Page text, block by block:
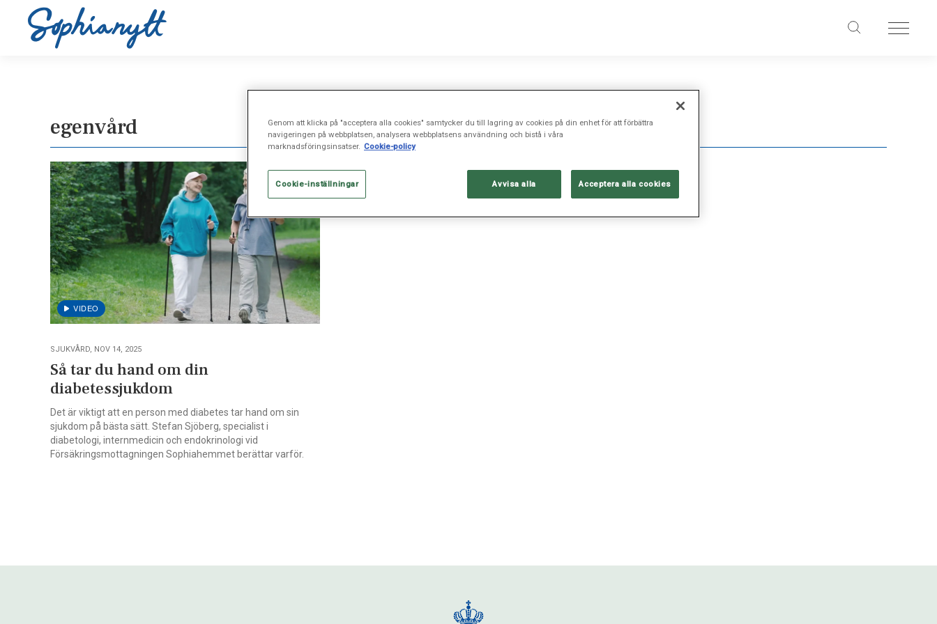
egenvård
SJUKVÅRD, NOV 14, 2025
Så tar du hand om din
diabetessjukdom
Det är viktigt att en person med diabetes tar hand om sin
sjukdom på bästa sätt. Stefan Sjöberg, specialist i
diabetologi, internmedicin och endokrinologi vid
Försäkringsmottagningen Sophiahemmet berättar varför.
Genom att klicka på "acceptera alla cookies" samtycker du till lagring av cookies på din enhet för att förbättra
navigeringen på webbplatsen, analysera webbplatsens användning och bistå i våra
marknadsföringsinsatser. Cookie-policy
Cookie-inställningar Avvisa alla Acceptera alla cookies